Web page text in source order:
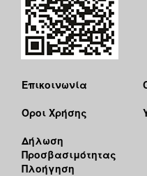
Επικοινωνία
Όροι Χρήσης
Δήλωση
Προσβασιμότητας
Πλοήγηση